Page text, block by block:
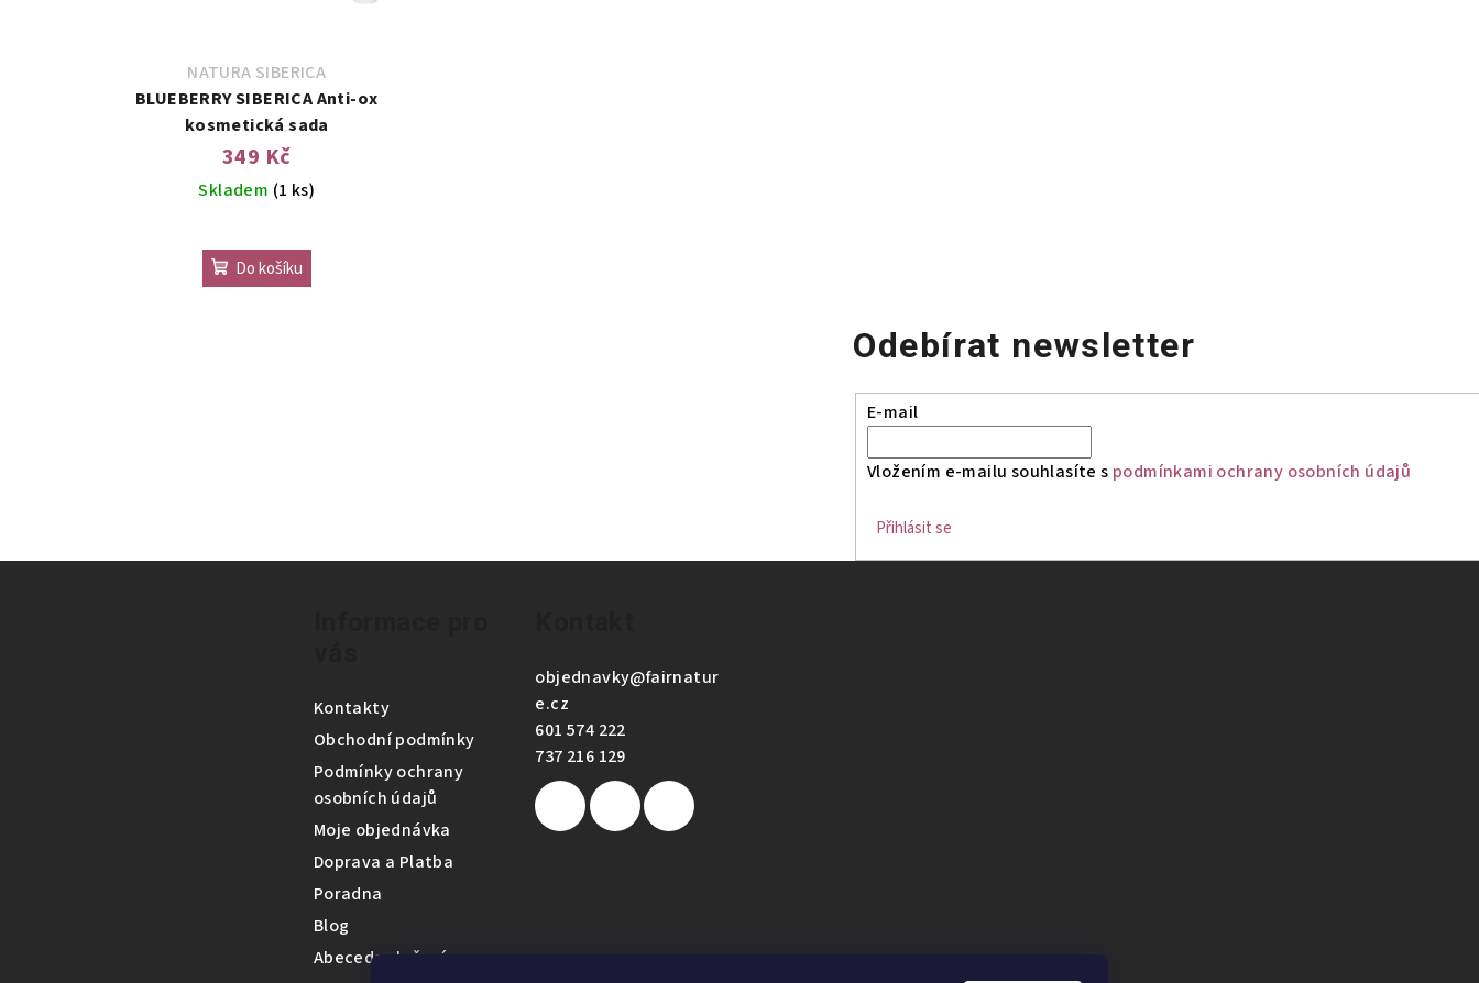
NATURA SIBERICA
BLUEBERRY SIBERICA Anti-ox
kosmetická sada
349 Kč
Skladem (1 ks)
hodnocení
produktu
Do košíku
Odebírat newsletter
E-mail
Vložením e-mailu souhlasíte s podmínkami ochrany osobních údajů
Přihlásit se
Kontakty
Obchodní podmínky
Podmínky ochrany
osobních údajů
Moje objednávka
Doprava a Platba
Poradna
Blog
Abeceda složení
objednavky@fairnatur
e.cz
601 574 222
737 216 129